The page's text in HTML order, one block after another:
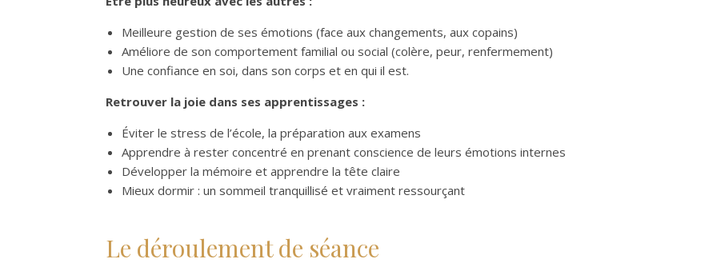
Meilleure gestion de ses émotions (face aux changements, aux copains)
Améliore de son comportement familial ou social (colère, peur, renfermement)
Une confiance en soi, dans son corps et en qui il est.
Retrouver la joie dans ses apprentissages :
Éviter le stress de l’école, la préparation aux examens
Apprendre à rester concentré en prenant conscience de leurs émotions internes
Développer la mémoire et apprendre la tête claire
Mieux dormir : un sommeil tranquillisé et vraiment ressourçant
Le déroulement de séance